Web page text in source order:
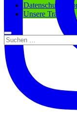
Datenschutz/
Unsere Trainer
Suchen
nach: